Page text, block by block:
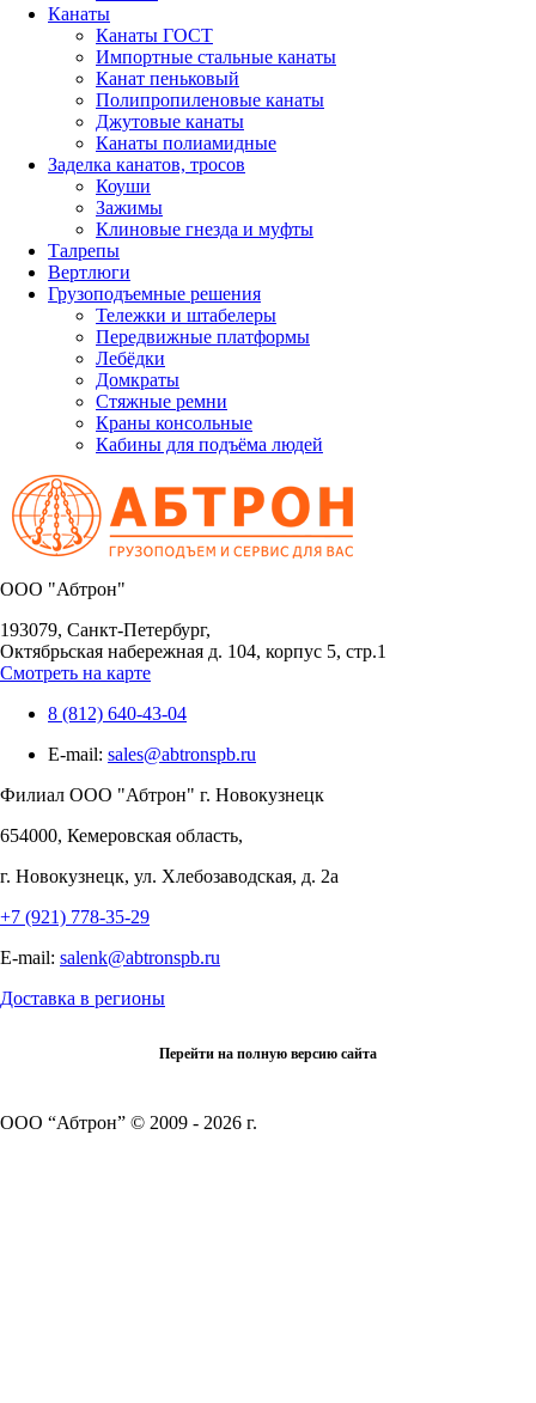
Канаты
Канаты ГОСТ
Импортные стальные канаты
Канат пеньковый
Полипропиленовые канаты
Джутовые канаты
Канаты полиамидные
Заделка канатов, тросов
Коуши
Зажимы
Клиновые гнезда и муфты
Талрепы
Вертлюги
Грузоподъемные решения
Тележки и штабелеры
Передвижные платформы
Лебёдки
Домкраты
Стяжные ремни
Краны консольные
Кабины для подъёма людей
OOO "Абтрон"
193079, Санкт-Петербург,
Октябрьская набережная д. 104, корпус 5, стр.1
Смотреть на карте
8 (812) 640-43-04
E-mail: sales@abtronspb.ru
Филиал OOO "Абтрон" г. Новокузнецк
654000, Кемеровская область,
г. Новокузнецк, ул. Хлебозаводская, д. 2а
+7 (921) 778-35-29
E-mail: salenk@abtronspb.ru
Доставка в регионы
Перейти на полную версию сайта
ООО “Абтрон” © 2009 - 2026 г.